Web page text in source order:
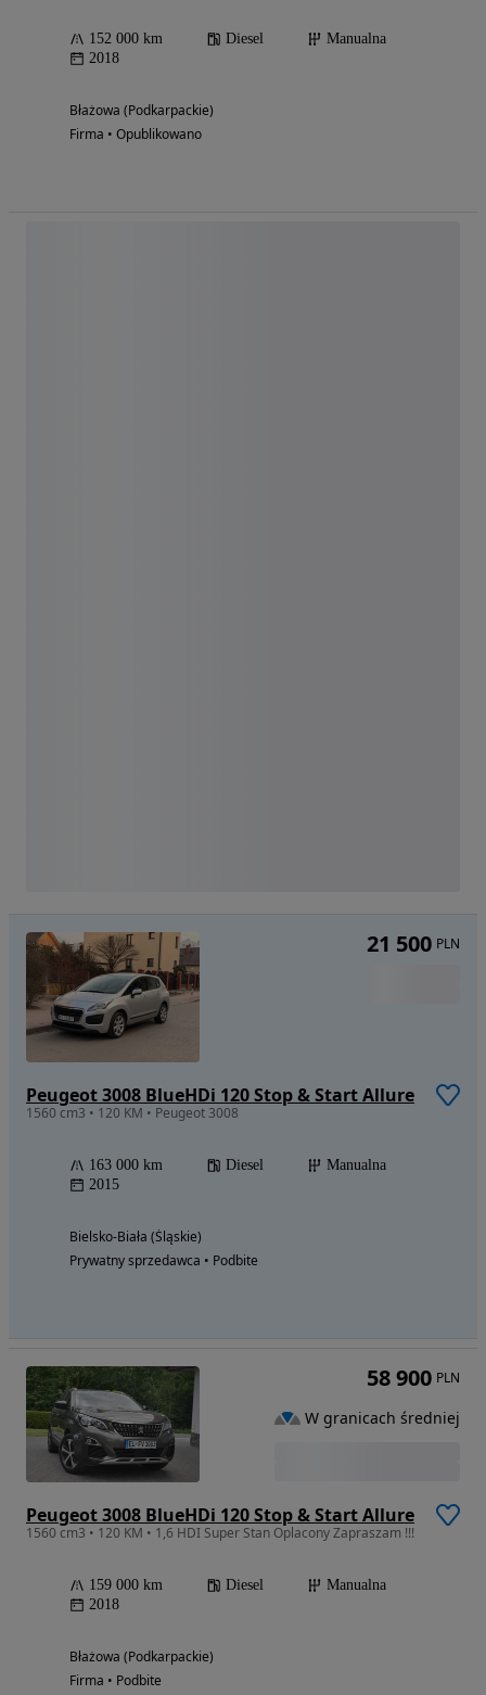
152 000 km Diesel
Manualna
2018
Błażowa (Podkarpackie)
Firma • Opublikowano
Peugeot 3008 BlueHDi 120 Stop & Start Allure
1560 cm3 • 120 KM • Peugeot 3008
163 000 km Diesel
Manualna
2015
Bielsko-Biała (Śląskie)
Prywatny sprzedawca • Podbite
21 500 PLN
Peugeot 3008 BlueHDi 120 Stop & Start Allure
1560 cm3 • 120 KM • 1,6 HDI Super Stan Oplacony Zapraszam !!!
159 000 km Diesel
Manualna
2018
Błażowa (Podkarpackie)
Firma • Podbite
58 900 PLN
W granicach średniej